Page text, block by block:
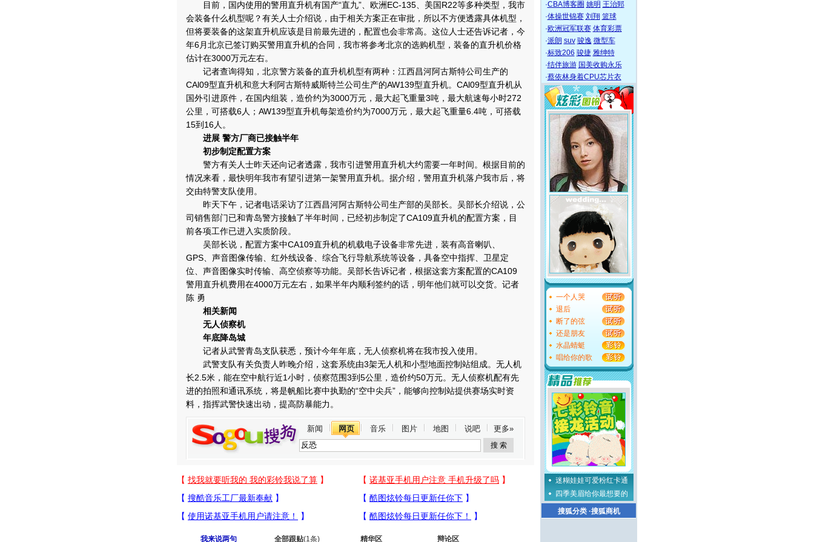
目前，国内使用的警用直升机有国产“直九”、欧洲EC-135、美国R22等多种类型，我市
会装备什么机型呢？有关人士介绍说，由于相关方案正在审批，所以不方便透露具体机型，
但将要装备的这架直升机应该是目前最先进的，配置也会非常高。这位人士还告诉记者，今
年6月北京已签订购买警用直升机的合同，我市将参考北京的选购机型，装备的直升机价格
估计在3000万元左右。
记者查询得知，北京警方装备的直升机机型有两种：江西昌河阿古斯特公司生产的
CAl09型直升机和意大利阿古斯特威斯特兰公司生产的AW139型直升机。CAl09型直升机从
国外引进原件，在国内组装，造价约为3000万元，最大起飞重量3吨，最大航速每小时272
公里，可搭载6人；AW139型直升机每架造价约为7000万元，最大起飞重量6.4吨，可搭载
15到16人。
进展 警方厂商已接触半年
初步制定配置方案
警方有关人士昨天还向记者透露，我市引进警用直升机大约需要一年时间。根据目前的
情况来看，最快明年我市有望引进第一架警用直升机。据介绍，警用直升机落户我市后，将
交由特警支队使用。
昨天下午，记者电话采访了江西昌河阿古斯特公司生产部的吴部长。吴部长介绍说，公
司销售部门已和青岛警方接触了半年时间，已经初步制定了CA109直升机的配置方案，目
前各项工作已进入实质阶段。
吴部长说，配置方案中CA109直升机的机载电子设备非常先进，装有高音喇叭、
GPS、声音图像传输、红外线设备、综合飞行导航系统等设备，具备空中指挥、卫星定
位、声音图像实时传输、高空侦察等功能。吴部长告诉记者，根据这套方案配置的CA109
警用直升机费用在4000万元左右，如果半年内顺利签约的话，明年他们就可以交货。记者
陈 勇
相关新闻
无人侦察机
年底降岛城
记者从武警青岛支队获悉，预计今年年底，无人侦察机将在我市投入使用。
武警支队有关负责人昨晚介绍，这套系统由3架无人机和小型地面控制站组成。无人机
长2.5米，能在空中航行近1小时，侦察范围3到5公里，造价约50万元。无人侦察机配有先
进的拍照和通讯系统，将是帆船比赛中执勤的“空中尖兵”，能够向控制站提供赛场实时资
料，指挥武警快速出动，提高防暴能力。
新闻 网页 音乐 图片 地图 说吧 更多»
我来说两句 全部跟贴(1条) 精华区 辩论区
·CBA博客圈 姚明 王治郅
·体操世锦赛 刘翔 篮球
·欧洲冠军联赛 体育彩票
·派朗 suv 骏逸 微型车
·标致206 骏捷 雅绅特
·结伴旅游 国美收购永乐
·蔡依林身着CPU芯片衣
一个人哭
退后
断了的弦
还是朋友
水晶蜻蜓
唱给你的歌
迷糊娃娃可爱粉红卡通
四季美眉给你最想要的
搜狐分类·搜狐商机